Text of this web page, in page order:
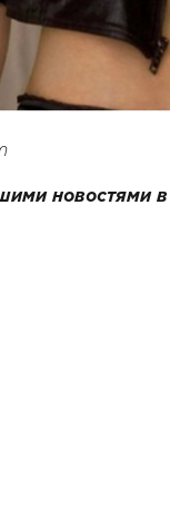
новостями в